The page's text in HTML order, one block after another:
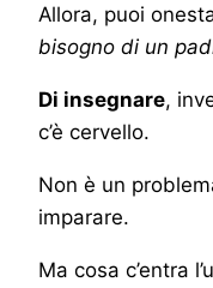
Allora, puoi
bisogno di un
Di insegnare,
c’è cervello.
Non è un
imparare.
Ma cosa c’entra